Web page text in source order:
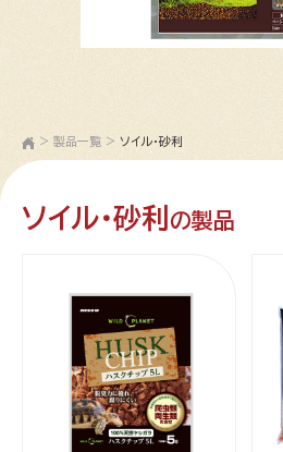
> 製品一覧 > ソイル・砂利
ソイル・砂利 の製品